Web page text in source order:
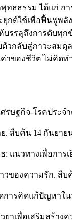
ทธธรรม ได้แก่
ต์ใช้เพื่อฟื้นฟูพลั
บรรลุถึงการดับ
กลับสู่ภาวะสมดุ
ของชีวิต ไม่คิดท
ษฐกิจ-โรคประจ
. สืบค้น 14 กันยาย
แนวทางเพื่อการ
วของความรัก. สื
ดการคิดแก้ปัญห
ยวยาเพื่อเสริมส